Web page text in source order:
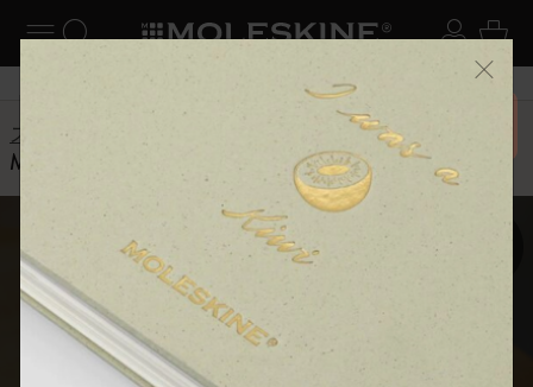
ナビゲーションの切替 ログ
検索 (キーワードなど) カ
6,500円以上のご購入で送料無料 メニ
ーを閉じる
ストーリー
Moleskine Custom Edition Journal for Blue Bottle Coffee